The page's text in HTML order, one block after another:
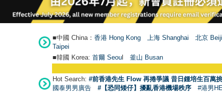
■中國 China： 香港 Hong Kong 上海 Shanghai
北京
Taipei
■韓國 Korea: 首爾 Seoul 釜山 Busan
Hot Search: #前香港先生 Flow 再捲爭議 昔日鍾培生百萬
國泰男男廣告
#【恐同矮仔】擾亂香港機場秩序 #港男